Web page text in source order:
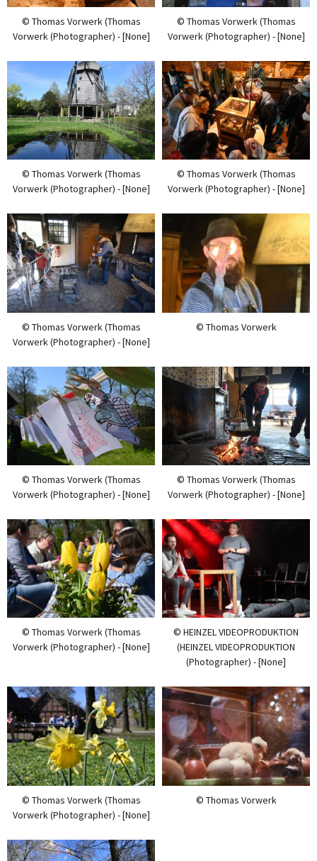
© Thomas Vorwerk (Thomas
Vorwerk (Photographer) - [None]
© Thomas Vorwerk (Thomas
Vorwerk (Photographer) - [None]
© Thomas Vorwerk (Thomas
Vorwerk (Photographer) - [None]
© Thomas Vorwerk (Thomas
Vorwerk (Photographer) - [None]
© Thomas Vorwerk (Thomas
Vorwerk (Photographer) - [None]
© Thomas Vorwerk
© Thomas Vorwerk (Thomas
Vorwerk (Photographer) - [None]
© Thomas Vorwerk (Thomas
Vorwerk (Photographer) - [None]
© Thomas Vorwerk (Thomas
Vorwerk (Photographer) - [None]
© HEINZEL VIDEOPRODUKTION
(HEINZEL VIDEOPRODUKTION
(Photographer) - [None]
© Thomas Vorwerk (Thomas
Vorwerk (Photographer) - [None]
© Thomas Vorwerk